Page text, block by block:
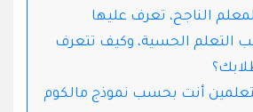
التعلم الحسية، وكيف تتعرف
أنت بحسب نموذج مالكوم